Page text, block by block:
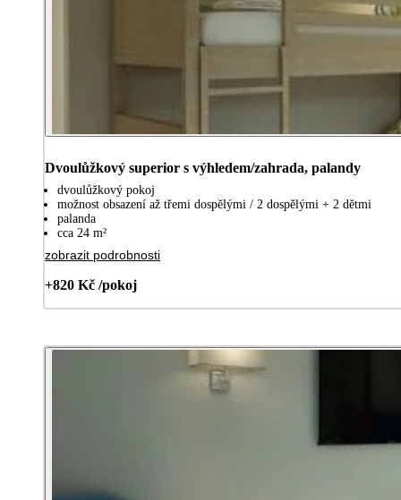
Dvoulůžkový superior s výhledem/zahrada, palandy
dvoulůžkový pokoj
možnost obsazení až třemi dospělými / 2 dospělými + 2 dětmi
palanda
cca 24 m²
zobrazit podrobnosti
+820 Kč /pokoj